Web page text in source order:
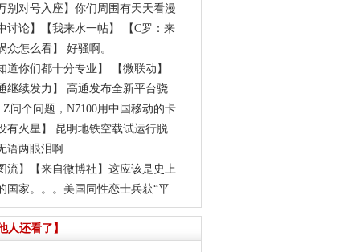
别对号入座】你们周围有天天看漫
讨论】【我来水一帖】 【C罗：来
众怎么看】 好骚啊。
道你们都十分专业】 【微联动】
继续发力】 高通发布全新平台骁
问个问题，N7100用中国移动的卡
有火星】 昆明地铁空载试运行脱
语两眼泪啊
流】【来自微博社】这应该是史上
国家。。。美国同性恋士兵获“平
人还看了】